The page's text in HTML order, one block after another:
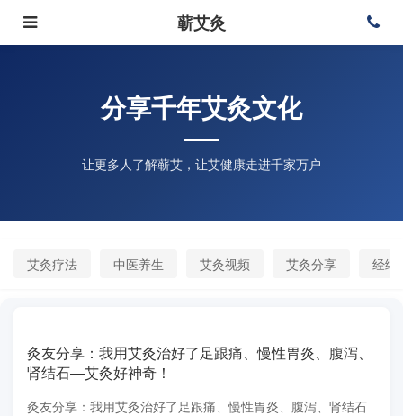
蕲艾灸
分享千年艾灸文化
让更多人了解蕲艾，让艾健康走进千家万户
艾灸疗法 中医养生 艾灸视频 艾灸分享 经络
灸友分享：我用艾灸治好了足跟痛、慢性胃炎、腹泻、
肾结石—艾灸好神奇！
灸友分享：我用艾灸治好了足跟痛、慢性胃炎、腹泻、肾结石